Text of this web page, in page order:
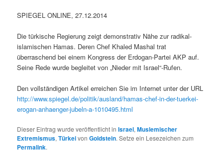
SPIEGEL ONLINE, 27.12.2014
Die türkische Regierung zeigt demonstrativ Nähe zur radikal-
islamischen Hamas. Deren Chef Khaled Mashal trat
überraschend bei einem Kongress der Erdogan-Partei AKP auf.
Seine Rede wurde begleitet von „Nieder mit Israel“-Rufen.
Den vollständigen Artikel erreichen Sie im Internet unter der URL
http://www.spiegel.de/politik/ausland/hamas-chef-in-der-tuerkei-
erogan-anhaenger-jubeln-a-1010495.html
Dieser Eintrag wurde veröffentlicht inIsrael,Muslemischer
Extremismus,TürkeivonGoldstein. Setze ein Lesezeichen zum
Permalink.